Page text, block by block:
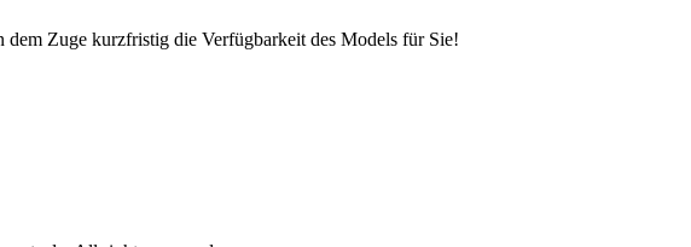
Zuge kurzfristig die Verfügbarkeit des Models für Sie!